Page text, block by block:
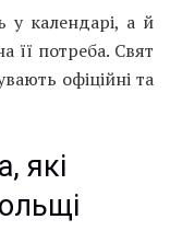
у календарі, а й
її потреба. Свят
офіційні та
які